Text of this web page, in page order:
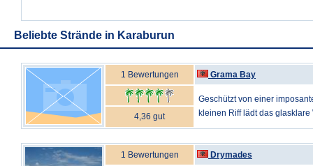
Beliebte Strände in Karaburun
1 Bewertungen Grama Bay
Geschützt von einer
kleinen Riff lädt das
4,36 gut
1 Bewertungen Drymades